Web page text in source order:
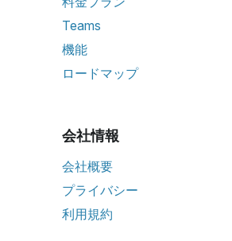
Teams
機能
ロードマップ
会社情報
会社概要
プライバシー
利用規約